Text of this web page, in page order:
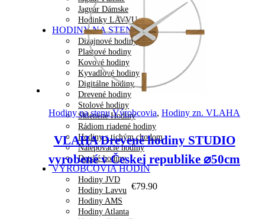
Jaguar Dámske
Hodinky LAVVU
HODINY NA STENU
Dizajnové hodiny
Plastové hodiny
Kovové hodiny
Kyvadlové hodiny
Digitálne hodiny
Drevené hodiny
Stolové hodiny
Sklenené Hodiny
Rádiom riadené hodiny
Hodiny s tichým chodom
Nalepovacie hodiny
Detské hodiny
VÝROBCOVIA HODÍN
Hodiny JVD
Hodiny Lavvu
Hodiny AMS
Hodiny Atlanta
Hodiny na stenu Výrobcovia, Hodiny zn. VLAHA
VLAHA Drevené hodiny STUDIO
vyrobené v Českej republike ⌀50cm
€79.90